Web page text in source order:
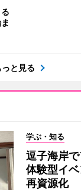
っと見る
学ぶ・知る
逗子海岸
体験型イ
再資源化